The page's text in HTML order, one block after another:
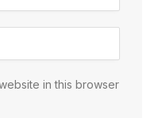
in this browser